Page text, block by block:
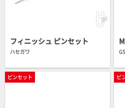
フィニッシュ ピンセット
ハセガワ
ピンセット ピ